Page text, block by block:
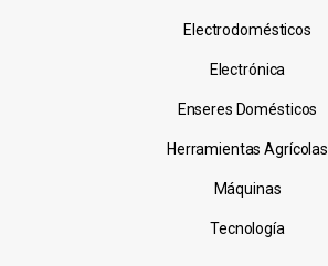
Electrodomésticos
Electrónica
Enseres Domésticos
Herramientas Agrícolas
Máquinas
Tecnología